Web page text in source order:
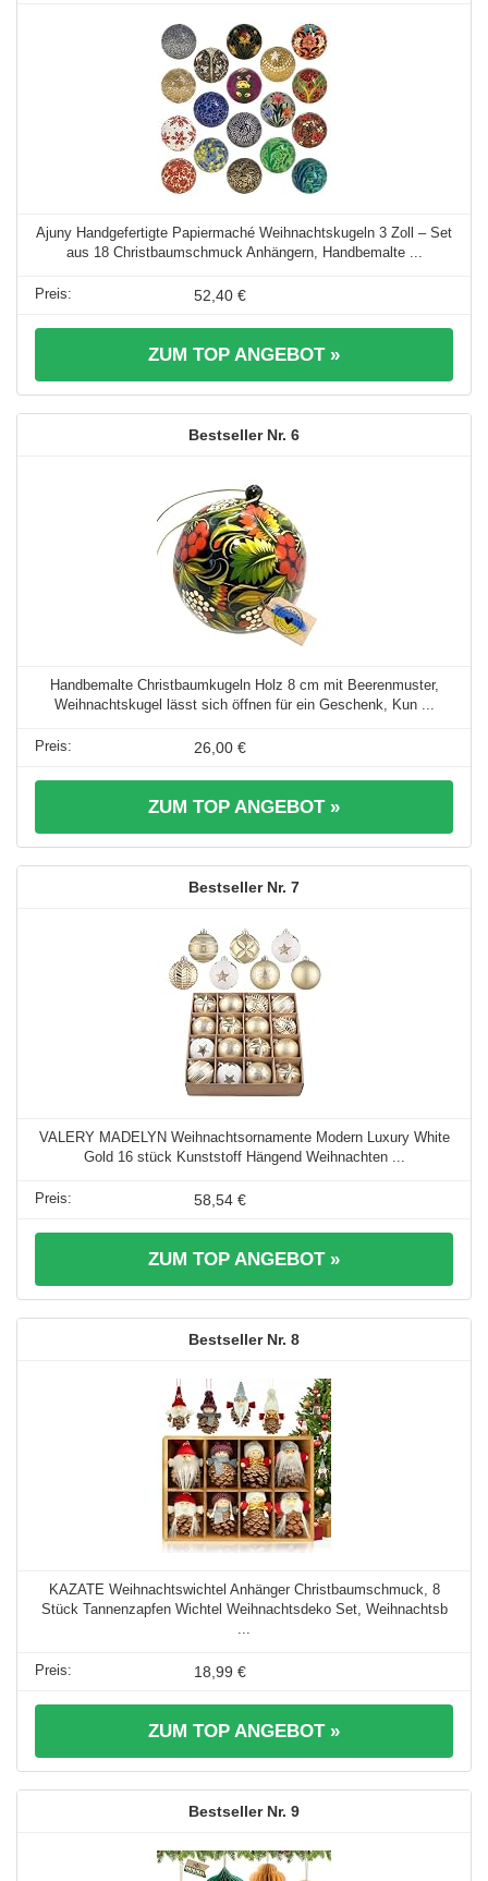
Ajuny Handgefertigte Papiermaché Weihnachtskugeln 3 Zoll – Set
aus 18 Christbaumschmuck Anhängern, Handbemalte ...
52,40 €
ZUM TOP ANGEBOT »
6
Handbemalte Christbaumkugeln Holz 8 cm mit Beerenmuster,
Weihnachtskugel lässt sich öffnen für ein Geschenk, Kun ...
26,00 €
ZUM TOP ANGEBOT »
7
VALERY MADELYN Weihnachtsornamente Modern Luxury White
Gold 16 stück Kunststoff Hängend Weihnachten ...
58,54 €
ZUM TOP ANGEBOT »
8
KAZATE Weihnachtswichtel Anhänger Christbaumschmuck, 8
Stück Tannenzapfen Wichtel Weihnachtsdeko Set, Weihnachtsb
18,99 €
ZUM TOP ANGEBOT »
9